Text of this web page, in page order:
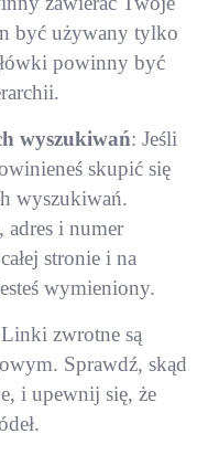
być używany tylko
powinny być
wyszukiwań: Jeśli
skupić się
wyszukiwań.
adres i numer
stronie i na
wymieniony.
zwrotne są
Sprawdź, skąd
i upewnij się, że